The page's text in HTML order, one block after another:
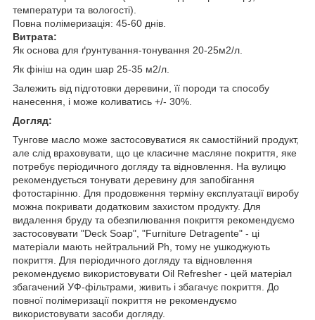
температури та вологості).
Повна полімеризація: 45-60 днів.
Витрата:
Як основа для ґрунтування-тонування 20-25м2/л.
Як фініш на один шар 25-35 м2/л.
Залежить від підготовки деревини, її породи та способу
нанесення, і може коливатись +/- 30%.
Догляд:
Тунгове масло може застосовуватися як самостійний продукт,
але слід враховувати, що це класичне масляне покриття, яке
потребує періодичного догляду та відновлення. На вулицю
рекомендується тонувати деревину для запобігання
фотостарінню. Для продовження терміну експлуатації виробу
можна покривати додатковим захистом продукту. Для
видалення бруду та обезпилювання покриття рекомендуємо
застосовувати "Deck Soap", "Furniture Detragente" - ці
матеріали мають нейтральний Ph, тому не ушкоджують
покриття. Для періодичного догляду та відновлення
рекомендуємо використовувати Оil Refresher - цей матеріал
збагачений УФ-фільтрами, живить і збагачує покриття. До
повної полімеризації покриття не рекомендуємо
використовувати засоби догляду.